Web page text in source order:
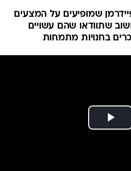
שמופיעים על המצעים
שתוודאו שהם עשויים